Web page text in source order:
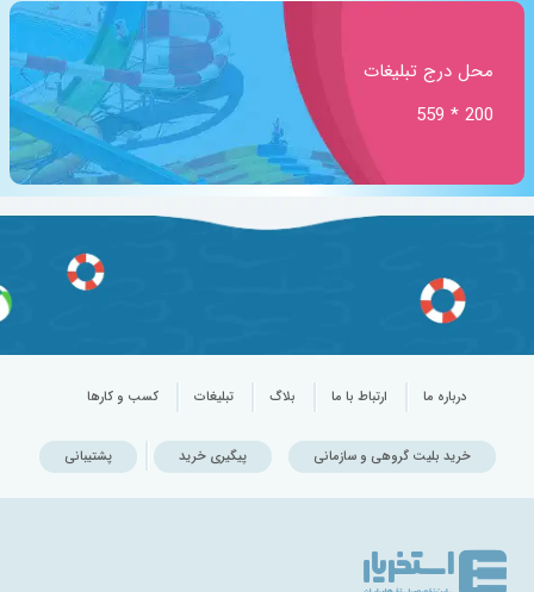
محل درج تبلیغات
200 * 559
درباره ما ارتباط با ما بلاگ تبلیغات کسب و کارها
خرید بلیت گروهی و سازمانی پیگیری خرید پشتیبانی